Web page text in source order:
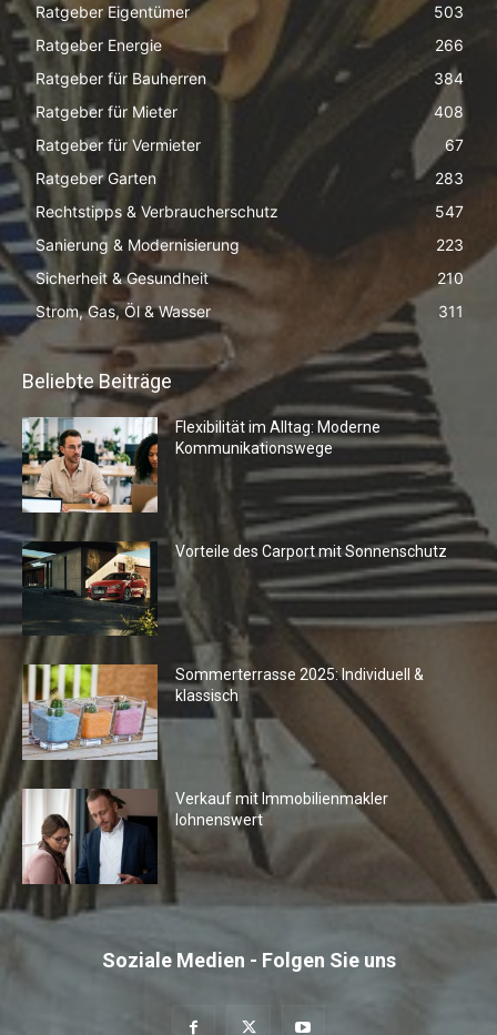
Ratgeber Eigentümer
503
Ratgeber Energie
266
Ratgeber für Bauherren
384
Ratgeber für Mieter
408
Ratgeber für Vermieter
67
Ratgeber Garten
283
Rechtstipps & Verbraucherschutz
547
Sanierung & Modernisierung
223
Sicherheit & Gesundheit
210
Strom, Gas, Öl & Wasser
311
Beliebte Beiträge
Flexibilität im Alltag: Moderne
Kommunikationswege
Vorteile des Carport mit Sonnenschutz
Sommerterrasse 2025: Individuell &
klassisch
Verkauf mit Immobilienmakler
lohnenswert
Soziale Medien - Folgen Sie uns